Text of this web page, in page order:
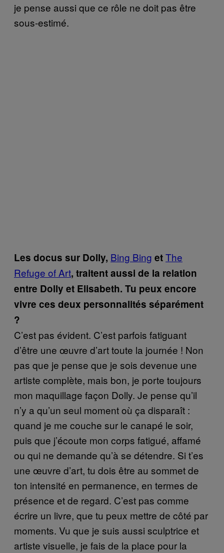
je pense aussi que ce rôle ne doit pas être
sous-estimé.
Les docus sur Dolly, Bing Bing etThe
Refuge of Art, traitent aussi de la relation
entre Dolly et Elisabeth. Tu peux encore
vivre ces deux personnalités séparément
?
C’est pas évident. C’est parfois fatiguant
d’être une œuvre d’art toute la journée ! Non
pas que je pense que je sois devenue une
artiste complète, mais bon, je porte toujours
mon maquillage façon Dolly. Je pense qu’il
n’y a qu’un seul moment où ça disparaît :
quand je me couche sur le canapé le soir,
puis que j’écoute mon corps fatigué, affamé
ou qui ne demande qu’à se détendre. Si t’es
une œuvre d’art, tu dois être au sommet de
ton intensité en permanence, en termes de
présence et de regard. C’est pas comme
écrire un livre, que tu peux mettre de côté par
moments. Vu que je suis aussi sculptrice et
artiste visuelle, je fais de la place pour la